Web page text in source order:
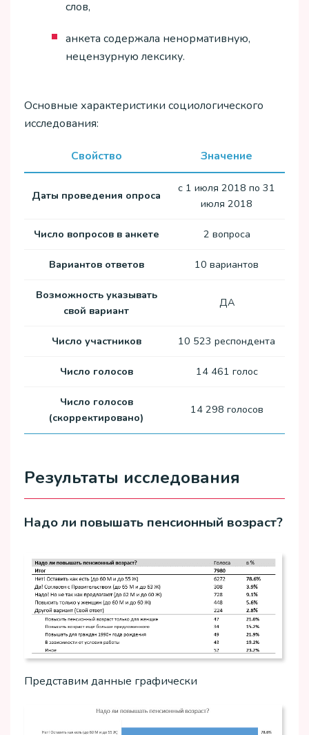
слов,
анкета содержала ненормативную,
нецензурную лексику.
Основные характеристики социологического
исследования:
Свойство Значение
Даты проведения опроса
с 1 июля 2018 по 31
июля 2018
Число вопросов в анкете 2 вопроса
Вариантов ответов 10 вариантов
Возможность указывать
свой вариант
ДА
Число участников 10 523 респондента
Число голосов 14 461 голос
Число голосов
(скорректировано)
14 298 голосов
Результаты исследования
Надо ли повышать пенсионный возраст?
Представим данные графически